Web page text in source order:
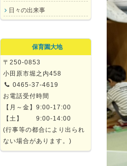
日々の出来事
保育園大地
〒250-0853
小田原市堀之内458
0465-37-4619
お電話受付時間
【月～金】9:00-17:00
【土】 9:00-14:00
(行事等の都合により出られ
ない場合があります。)